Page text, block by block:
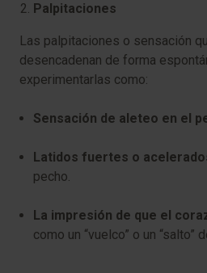
Palpitaciones
Las palpitaciones o sensación
desencadenan de forma
experimentarlas como:
Sensación de aleteo en el
Latidos fuertes o
pecho.
La impresión de que el
como un “vuelco” o un “salto”